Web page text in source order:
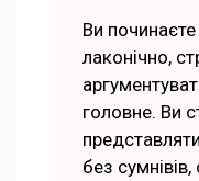
Ви
лаконічно,
головне. Ви
без сумнівів,